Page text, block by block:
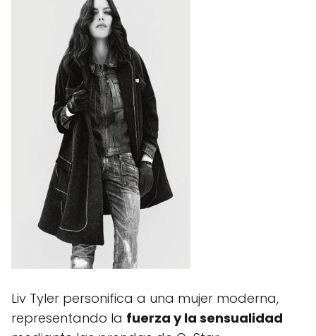
Liv Tyler personifica a una mujer moderna,
representando la fuerza y la sensualidad